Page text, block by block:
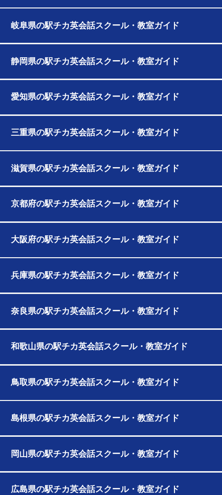
岐阜県の駅チカ英会話スクール・教室ガイド
静岡県の駅チカ英会話スクール・教室ガイド
愛知県の駅チカ英会話スクール・教室ガイド
三重県の駅チカ英会話スクール・教室ガイド
滋賀県の駅チカ英会話スクール・教室ガイド
京都府の駅チカ英会話スクール・教室ガイド
大阪府の駅チカ英会話スクール・教室ガイド
兵庫県の駅チカ英会話スクール・教室ガイド
奈良県の駅チカ英会話スクール・教室ガイド
和歌山県の駅チカ英会話スクール・教室ガイド
鳥取県の駅チカ英会話スクール・教室ガイド
島根県の駅チカ英会話スクール・教室ガイド
岡山県の駅チカ英会話スクール・教室ガイド
広島県の駅チカ英会話スクール・教室ガイド